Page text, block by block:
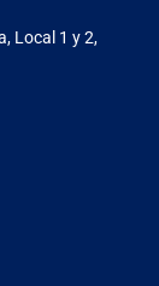
Local 1 y 2,